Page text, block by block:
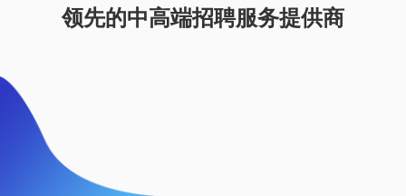
领先的中高端招聘服务提供商